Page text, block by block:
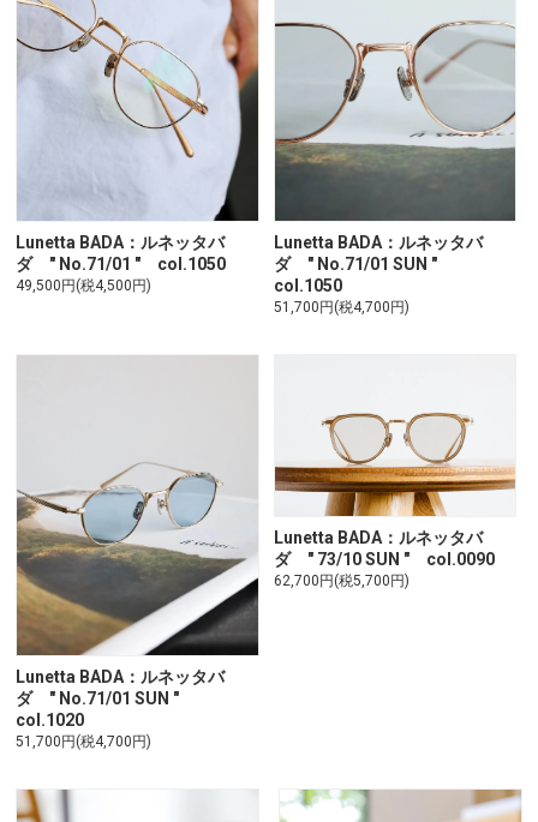
Lunetta BADA：ルネッタバ
ダ " No.71/01 " col.1050
49,500円(税4,500円)
Lunetta BADA：ルネッタバ
ダ " No.71/01 SUN "
col.1050
51,700円(税4,700円)
Lunetta BADA：ルネッタバ
ダ " No.71/01 SUN "
col.1020
51,700円(税4,700円)
Lunetta BADA：ルネッタバ
ダ " 73/10 SUN " col.0090
62,700円(税5,700円)